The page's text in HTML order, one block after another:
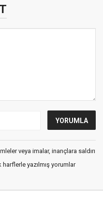
veya imalar, inançlara saldırı
yazılmış yorumlar